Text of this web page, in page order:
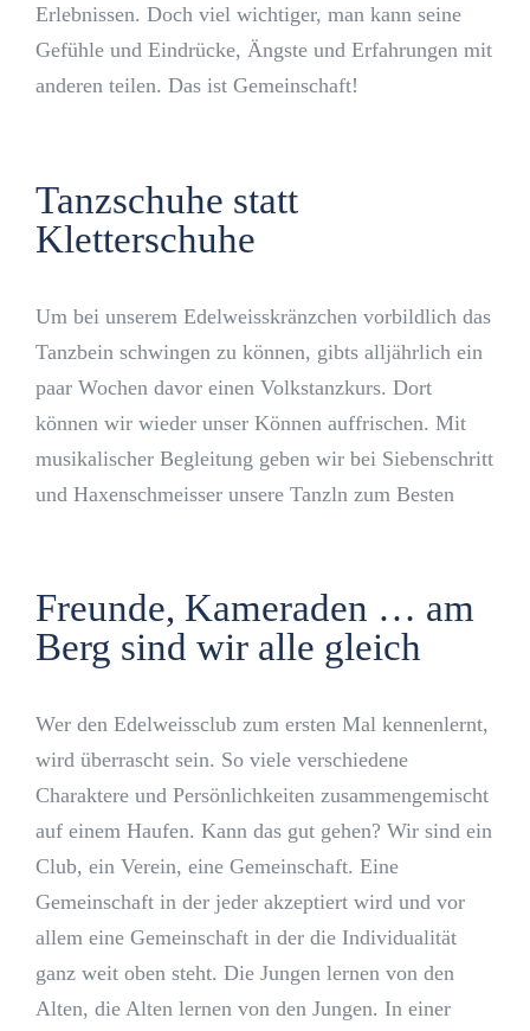
Erlebnissen. Doch viel wichtiger, man kann seine
Gefühle und Eindrücke, Ängste und Erfahrungen mit
anderen teilen. Das ist Gemeinschaft!
Tanzschuhe statt
Kletterschuhe
Um bei unserem Edelweisskränzchen vorbildlich das
Tanzbein schwingen zu können, gibts alljährlich ein
paar Wochen davor einen Volkstanzkurs. Dort
können wir wieder unser Können auffrischen. Mit
musikalischer Begleitung geben wir bei Siebenschritt
und Haxenschmeisser unsere Tanzln zum Besten
Freunde, Kameraden … am
Berg sind wir alle gleich
Wer den Edelweissclub zum ersten Mal kennenlernt,
wird überrascht sein. So viele verschiedene
Charaktere und Persönlichkeiten zusammengemischt
auf einem Haufen. Kann das gut gehen? Wir sind ein
Club, ein Verein, eine Gemeinschaft. Eine
Gemeinschaft in der jeder akzeptiert wird und vor
allem eine Gemeinschaft in der die Individualität
ganz weit oben steht. Die Jungen lernen von den
Alten, die Alten lernen von den Jungen. In einer